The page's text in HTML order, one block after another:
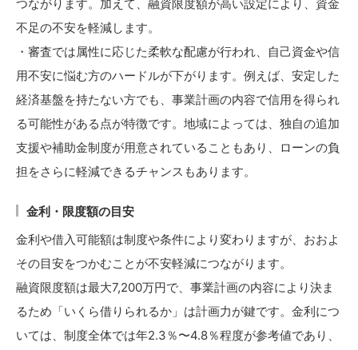
つながります。加えて、融資限度額が高い設定により、資金
不足の不安を軽減します。
・審査では属性に応じた柔軟な配慮が行われ、自己資金や信
用不安に悩む方のハードルが下がります。例えば、安定した
経済基盤を持たない方でも、事業計画の内容で信用を得られ
る可能性がある点が特徴です。地域によっては、独自の追加
支援や補助金制度が用意されていることもあり、ローンの負
担をさらに軽減できるチャンスもあります。
金利・限度額の目安
金利や借入可能額は制度や条件により変わりますが、おおよ
その目安をつかむことが不安軽減につながります。
融資限度額は最大7,200万円で、事業計画の内容により決ま
るため「いくら借りられるか」は計画力が鍵です。金利につ
いては、制度全体では年2.3％〜4.8％程度が参考値であり、